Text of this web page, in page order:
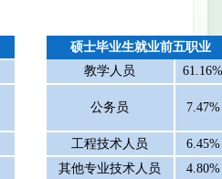
硕士毕业生就业前五职业
教学人员
公务员 7.47%
工程技术人员
6.45%
其他专业技术人员
4.80%